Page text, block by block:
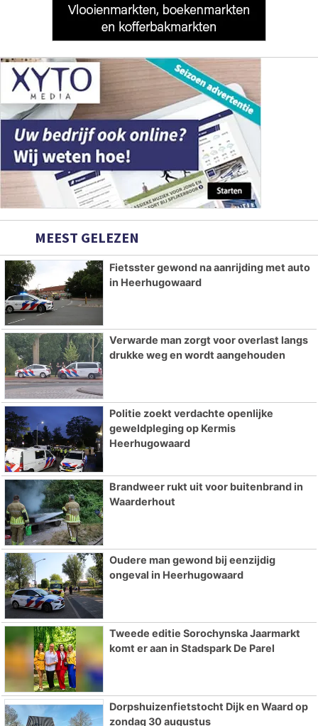
MEEST GELEZEN
Fietsster gewond na aanrijding met auto
in Heerhugowaard
Verwarde man zorgt voor overlast langs
drukke weg en wordt aangehouden
Politie zoekt verdachte openlijke
geweldpleging op Kermis
Heerhugowaard
Brandweer rukt uit voor buitenbrand in
Waarderhout
Oudere man gewond bij eenzijdig
ongeval in Heerhugowaard
Tweede editie Sorochynska Jaarmarkt
komt er aan in Stadspark De Parel
Dorpshuizenfietstocht Dijk en Waard op
zondag 30 augustus